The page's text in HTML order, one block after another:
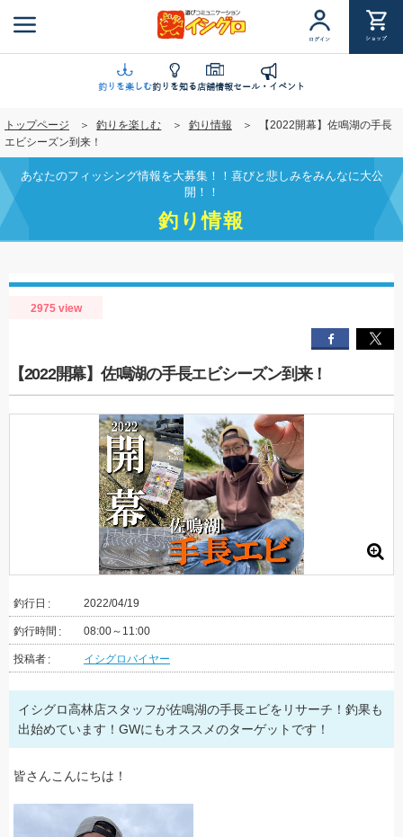
ン
ツ
移
動
ログイン ショップ
釣りを楽しむ釣りを知る店舗情報セール・イベント
トップページ 釣りを楽しむ 釣り情報
【2022開幕】佐鳴湖の手長
エビシーズン到来！
あなたのフィッシング情報を大募集！！喜びと悲しみをみんなに大公
開！！
釣り情報
2975 view
【2022開幕】佐鳴湖の手長エビシーズン到来！
釣行日 2022/04/19
釣行時間 08:00～11:00
投稿者 イシグロバイヤー
イシグロ高林店スタッフが佐鳴湖の手長エビをリサーチ！釣果も
出始めています！GWにもオススメのターゲットです！
皆さんこんにちは！